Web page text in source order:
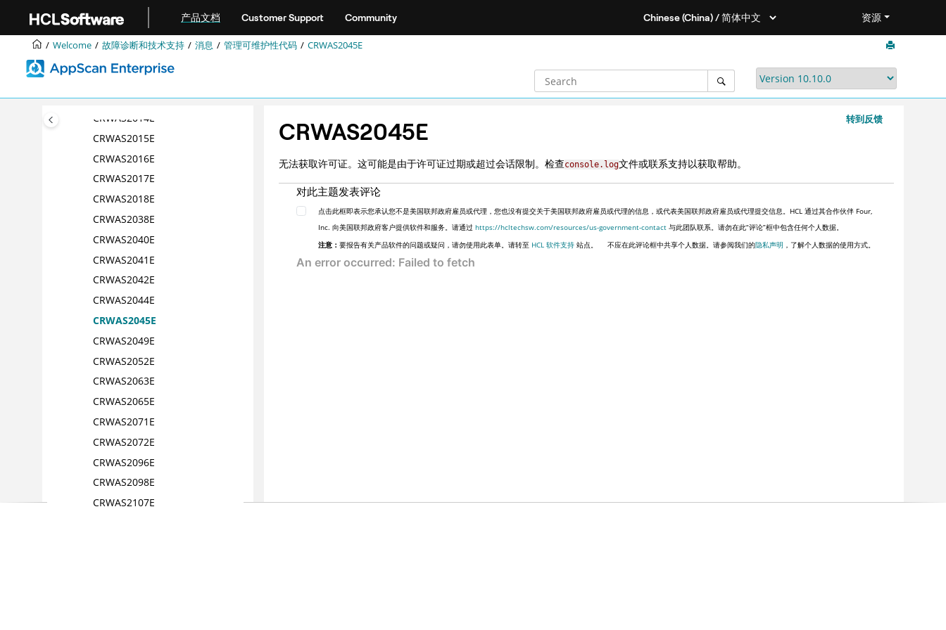
产品文档 Customer Support Community 资源
Welcome 故障诊断和技术支持 消息 管理可维护性代码 CRWAS2045E
CRWAS2006E
CRWAS2007 E
CRWAS2012E
CRWAS2013E
CRWAS2014E
CRWAS2015E
CRWAS2016E
CRWAS2017E
CRWAS2018E
CRWAS2038E
CRWAS2040E
CRWAS2041E
CRWAS2042E
CRWAS2044E
CRWAS2045E
CRWAS2049E
CRWAS2052E
CRWAS2063E
CRWAS2065E
CRWAS2071E
CRWAS2072E
CRWAS2096E
CRWAS2098E
CRWAS2107E
转到反馈
CRWAS2045E
无法获取许可证。这可能是由于许可证过期或超过会话限制。检查console.log文件或联系支持以获取帮助。
对此主题发表评论
点击此框即表示您承认您不是美国联邦政府雇员或代理，您也没有提交关于美国联邦政府雇员或代理的信息，或代表美国联邦政府雇员或代理提交信息。HCL 通过其合作伙伴 Four,
Inc. 向美国联邦政府客户提供软件和服务。请通过https://hcltechsw.com/resources/us-government-contact 与此团队联系。请勿在此“评论”框中包含任何个人数据。
注意：要报告有关产品软件的问题或疑问，请勿使用此表单。请转至 HCL 软件支持 站点。 不应在此评论框中共享个人数据。请参阅我们的隐私声明 ，了解个人数据的使用方式。